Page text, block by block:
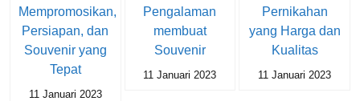
Mempromosikan,
Persiapan, dan
Souvenir yang
Tepat
11 Januari 2023
Pengalaman
membuat
Souvenir
11 Januari 2023
Pernikahan
yang Harga dan
Kualitas
11 Januari 2023